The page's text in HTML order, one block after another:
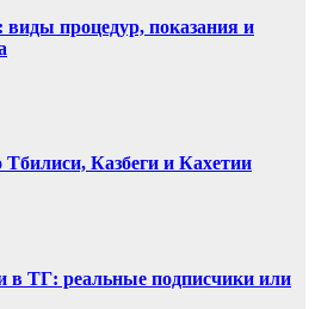
виды процедур, показания и
Тбилиси, Казбеги и Кахетии
в ТГ: реальные подписчики или